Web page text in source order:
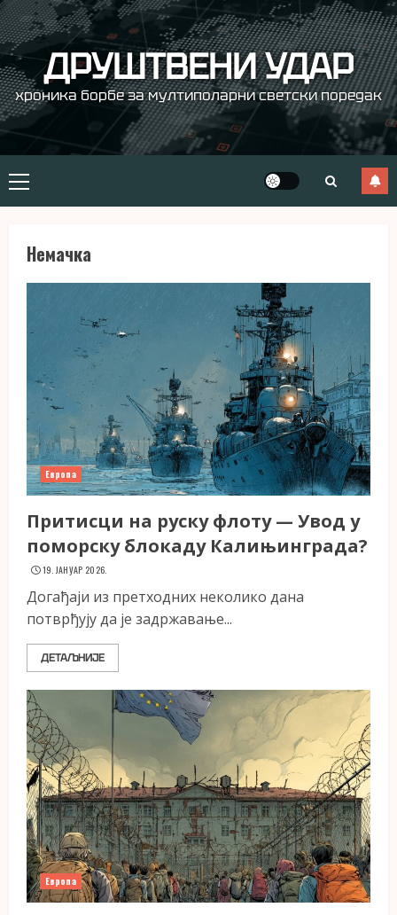
Skip
to
content ДРУШТВЕНИ УДАР
хроника борбе за мултиполарни светски поредак
Primary
Menu
Немачка
Европа
Притисци на руску флоту — Увод у
поморску блокаду Калињинграда?
19. ЈАНУАР 2026.
Догађаји из претходних неколико дана
потврђују да је задржавање...
ДЕТАЉНИЈЕ
Европа